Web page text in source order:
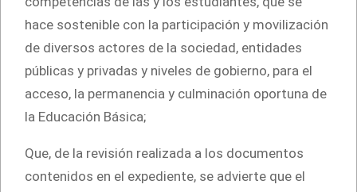
hace sostenible con la participación y movilización
de diversos actores de la sociedad, entidades
públicas y privadas y niveles de gobierno, para el
acceso, la permanencia y culminación oportuna de
la Educación Básica;
Que, de la revisión realizada a los documentos
contenidos en el expediente, se advierte que el